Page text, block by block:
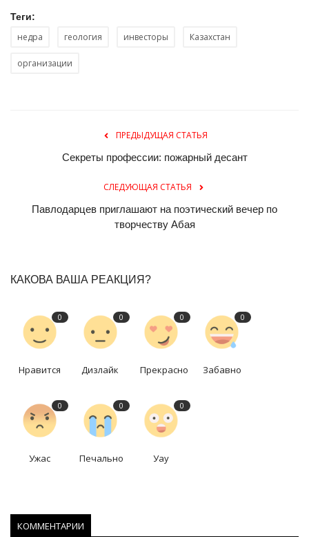
Теги:
недра геология инвесторы Казахстан
организации
ПРЕДЫДУЩАЯ СТАТЬЯ
Секреты профессии: пожарный десант
СЛЕДУЮЩАЯ СТАТЬЯ
Павлодарцев приглашают на поэтический вечер по
творчеству Абая
КАКОВА ВАША РЕАКЦИЯ?
0
Нравится
0
Дизлайк
0
Прекрасно
0
Забавно
0
Ужас
0
Печально
0
Уау
КОММЕНТАРИИ